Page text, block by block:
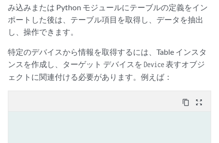
み込みまたは Python モジュールにテーブルの定義をイン
ポートした後は、テーブル項目を取得し、データを抽出
し、操作できます。
特定のデバイスから情報を取得するには、Table インスタ
ンスを作成し、ターゲット デバイスを Device表すオブジ
ェクトに関連付ける必要があります。例えば：
content_copy zoom_out_map